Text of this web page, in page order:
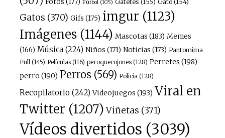
Fotos (177) Fútbol(105) Gatetes (155) Gato(154)
Gatos (370) Gifs (175) imgur (1123)
Imágenes(1144) Mascotas (183) Memes
(166) Música(224) Niños (171) Noticias (173) Pantomima
Full(145) Películas(116) peroquecojones(128) Perretes (198)
perro (190) Perros (569) Policia(128)
Recopilatorio (242) Videojuegos (193) Viral en
Twitter (1207) Viñetas (371)
Vídeos divertidos (3039)